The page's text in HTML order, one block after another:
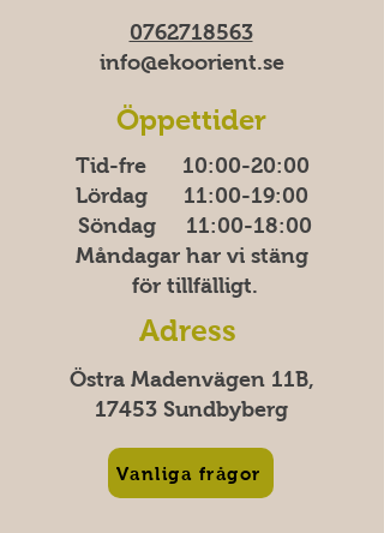
0762718563
info@ekoorient.se​​
Öppettider
Tid-fre 10:00-20​​​:00
Lördag 11:00-19:00
Söndag 11:00-18:00
Måndagar har vi stäng
för tillfälligt.
Adress
Östra Madenvägen 11B,
17453 Sundbyberg
Vanliga frågor